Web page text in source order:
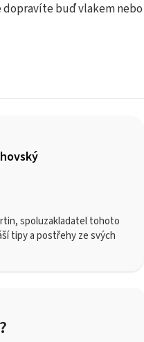
dopravíte buď vlakem nebo
spoluzakladatel tohoto
tipy a postřehy ze svých